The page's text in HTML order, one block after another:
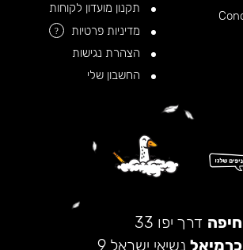
תקנון מועדון לקוחות
מדיניות פרטיות
?
הצהרת נגישות
החשבון שלי
חיפה דרך יפו 33
כרמיאל נשיאי ישראל 9